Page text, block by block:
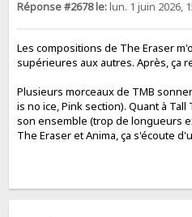
Réponse #2678 le:lun. 1 juin 2026,
Les compositions de The Eraser
supérieures aux autres. Après, ça
Plusieurs morceaux de TMB
is no ice, Pink section). Quant à
son ensemble (trop de longueurs
The Eraser et Anima, ça s'écoute